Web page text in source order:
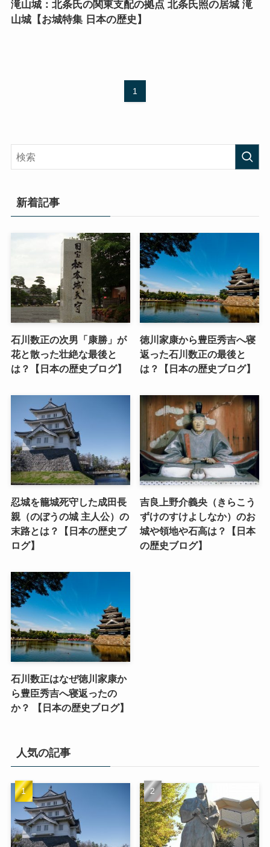
滝山城：北条氏の関東支配の拠点 北条氏照の居城 滝
山城【お城特集 日本の歴史】
1
新着記事
石川数正の次男「康勝」が
花と散った壮絶な最後と
は？【日本の歴史ブログ】
徳川家康から豊臣秀吉へ寝
返った石川数正の最後と
は？【日本の歴史ブログ】
忍城を籠城死守した成田長
親（のぼうの城 主人公）の
末路とは？【日本の歴史ブ
ログ】
吉良上野介義央（きらこう
ずけのすけよしなか）のお
城や領地や石高は？【日本
の歴史ブログ】
石川数正はなぜ徳川家康か
ら豊臣秀吉へ寝返ったの
か？ 【日本の歴史ブログ】
人気の記事